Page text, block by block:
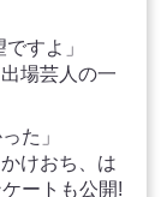
すよ」
場芸人の一
た」
けおち、は
ートも公開!